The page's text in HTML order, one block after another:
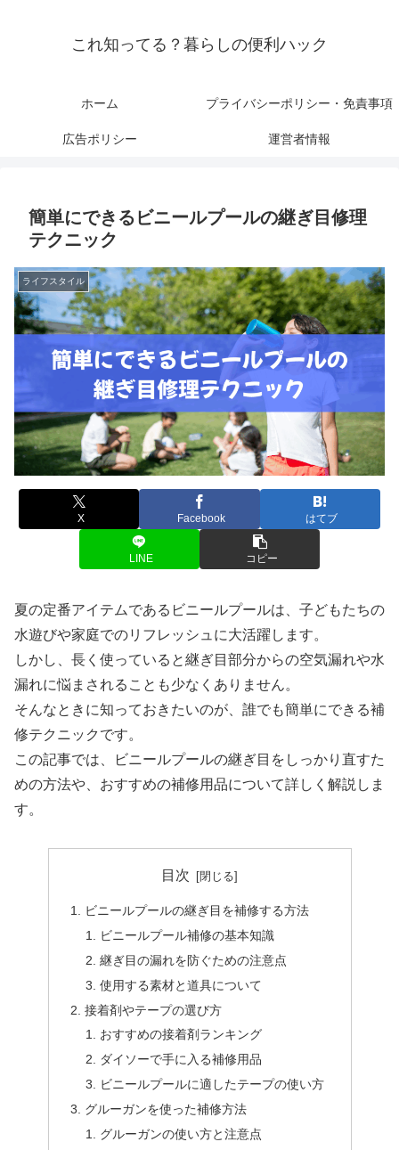
これ知ってる？暮らしの便利ハック
ホーム プライバシーポリシー・免責事項
広告ポリシー 運営者情報
簡単にできるビニールプールの継ぎ目修理
テクニック
ライフスタイル
X Facebook はてブ
LINE コピー
夏の定番アイテムであるビニールプールは、子どもたちの
水遊びや家庭でのリフレッシュに大活躍します。
しかし、長く使っていると継ぎ目部分からの空気漏れや水
漏れに悩まされることも少なくありません。
そんなときに知っておきたいのが、誰でも簡単にできる補
修テクニックです。
この記事では、ビニールプールの継ぎ目をしっかり直すた
めの方法や、おすすめの補修用品について詳しく解説しま
す。
目次
ビニールプールの継ぎ目を補修する方法
ビニールプール補修の基本知識
継ぎ目の漏れを防ぐための注意点
使用する素材と道具について
接着剤やテープの選び方
おすすめの接着剤ランキング
ダイソーで手に入る補修用品
ビニールプールに適したテープの使い方
グルーガンを使った補修方法
グルーガンの使い方と注意点